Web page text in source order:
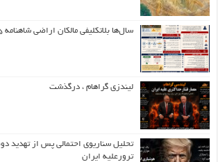
سال‌ها بلاتکلیفی مالکان اراضی شاهنامه ۳۵ مشهد
لیندزی گراهام ، درگذشت
تحلیل سناریوی احتمالی پس از تهدید
ترورعلیه ایران